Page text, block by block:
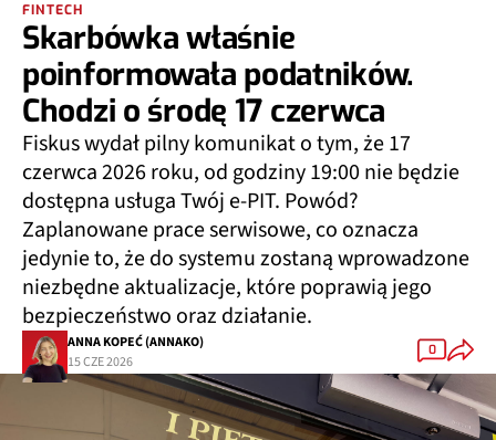
FINTECH
Skarbówka właśnie
poinformowała podatników.
Chodzi o środę 17 czerwca
Fiskus wydał pilny komunikat o tym, że 17
czerwca 2026 roku, od godziny 19:00 nie będzie
dostępna usługa Twój e-PIT. Powód?
Zaplanowane prace serwisowe, co oznacza
jedynie to, że do systemu zostaną wprowadzone
niezbędne aktualizacje, które poprawią jego
bezpieczeństwo oraz działanie.
ANNA KOPEĆ (ANNAKO)
15 CZE 2026
0